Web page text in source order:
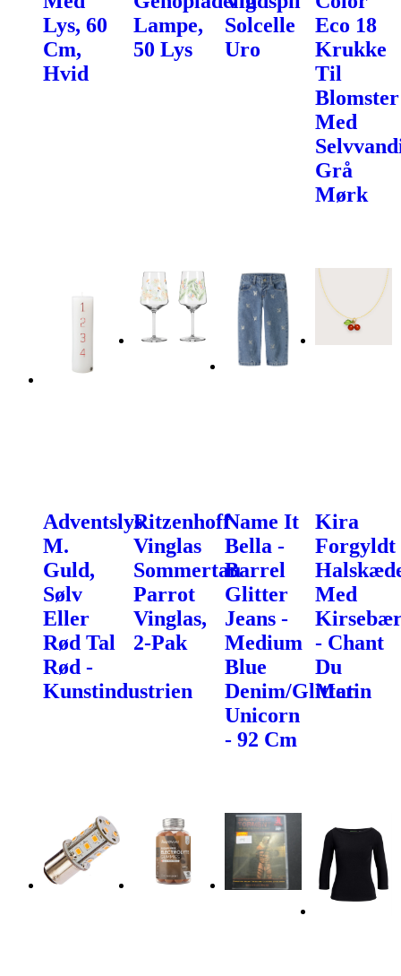
Lys, 60
Cm,
Hvid
Lampe,
50 Lys
Solcelle
Uro
Eco 18
Krukke
Til
Blomster
Med
Grå
Mørk
Adventslys
M.
Guld,
Sølv
Eller
Rød Tal
Rød -
Kunstindustrien
Ritzenhoff
Vinglas
Sommertau
Parrot
Vinglas,
2-Pak
Name It
Bella -
Barrel
Glitter
Jeans -
Medium
Blue
Denim/Glitter
Unicorn
- 92 Cm
Kira
Forgyldt
Med
- Chant
Du
Matin